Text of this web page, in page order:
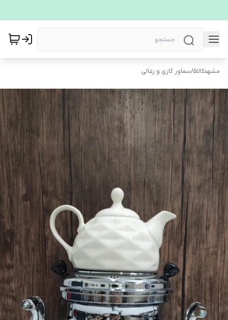
مشهدکالا5 /سماور گازی و زغالی